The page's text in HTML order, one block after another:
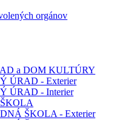
orgánov
a DOM KULTÚRY
ÚRAD - Exterier
ÚRAD - Interier
ŠKOLA - Exterier